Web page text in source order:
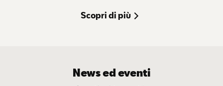
Scopri di più
News ed eventi